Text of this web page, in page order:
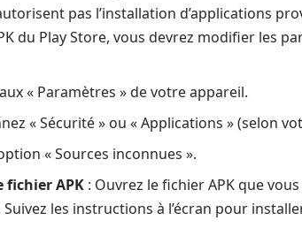
pas l’installation d’applications
du Play Store, vous devrez modifier les
« Paramètres » de votre appareil.
« Sécurité » ou « Applications » (selon
« Sources inconnues ».
fichier APK : Ouvrez le fichier APK que
les instructions à l’écran pour